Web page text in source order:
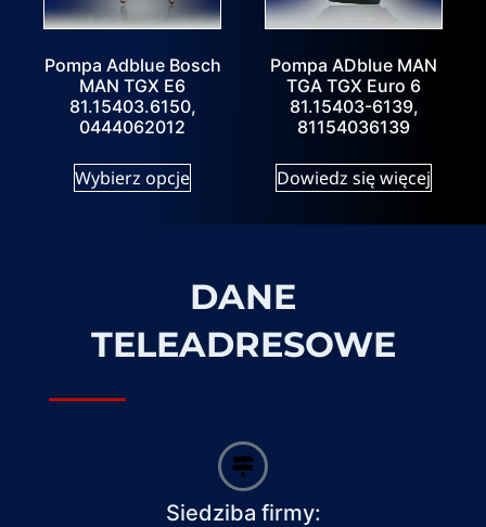
Pompa Adblue Bosch
MAN TGX E6
81.15403.6150,
0444062012
Wybierz opcje
Pompa ADblue MAN
TGA TGX Euro 6
81.15403-6139,
81154036139
Dowiedz się więcej
DANE
TELEADRESOWE
Siedziba firmy: